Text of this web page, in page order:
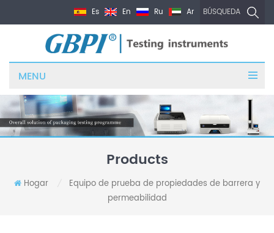
BÚSQUEDA
Es En Ru Ar
MENU
Products
Hogar
Equipo de prueba de propiedades de barrera y
permeabilidad